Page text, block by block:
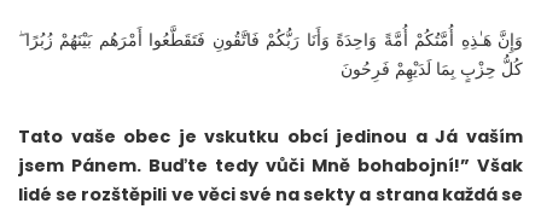
وَإِنَّ هَـٰذِهِ أُمَّتُكُمْ أُمَّةً وَاحِدَةً وَأَنَا رَبُّكُمْ فَاتَّقُونِ فَتَقَطَّعُوا أَمْرَهُم بَيْنَهُمْ زُبُرًا ۖ
كُلُّ حِزْبٍ بِمَا لَدَيْهِمْ فَرِحُونَ
Tato vaše obec je vskutku obcí jedinou a Já vaším
jsem Pánem. Buďte tedy vůči Mně bohabojní!” Však
lidé se rozštěpili ve věci své na sekty a strana každá se